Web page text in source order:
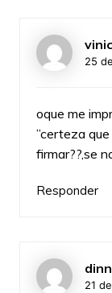
25
oque me
”certeza que
firmar??,se
Responder
21